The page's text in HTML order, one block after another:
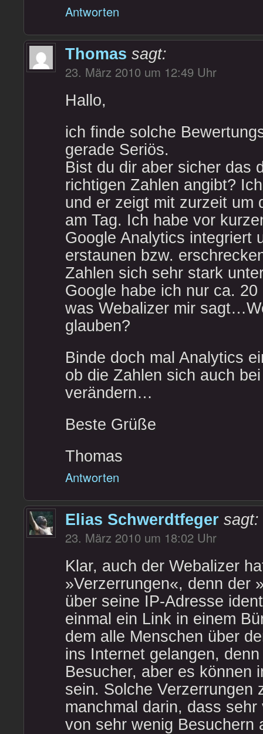
Antworten
Thomas sagt:
23. März 2010 um 12:49 Uhr
Hallo,
ich finde solche
gerade Seriös.
Bist du dir aber sicher das
richtigen Zahlen angibt?
und er zeigt mit zurzeit um
am Tag. Ich habe vor
Google Analytics integriert
erstaunen bzw.
Zahlen sich sehr stark
Google habe ich nur ca.
was Webalizer mir
glauben?
Binde doch mal Analytics
ob die Zahlen sich auch
verändern…
Beste Grüße
Thomas
Antworten
Elias Schwerdtfeger sagt:
23. März 2010 um 18:02 Uhr
Klar, auch der Webalizer
»Verzerrungen«, denn der
über seine IP-Adresse
einmal ein Link in einem
dem alle Menschen über
ins Internet gelangen,
Besucher, aber es können
sein. Solche Verzerrungen
manchmal darin, dass
von sehr wenig Besuchern